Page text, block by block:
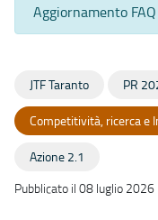
Aggiornamento
JTF Taranto PR
Competitività, ricerca e
Azione 2.1
Pubblicato il 08 luglio 2026